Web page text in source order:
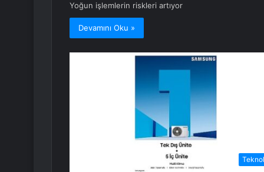
Yoğun işlemlerin riskleri artıyor
Devamını Oku »